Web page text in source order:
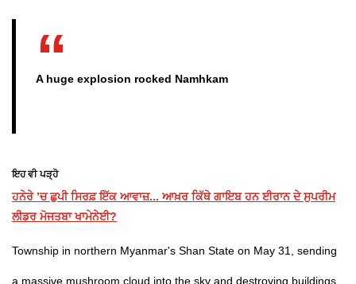
A huge explosion rocked Namhkam
ਇਹ ਵੀ ਪੜ੍ਹੋ
ਹਨੇਰੇ ’ਚ ਛੁਪੀ ਸਿਰਫ਼ ਇੱਕ ਆਵਾਜ਼... ਆਖ਼ਰ ਕਿੱਥੇ ਗਾਇਬ ਹਨ ਈਰਾਨ ਦੇ ਸੁਪਰੀਮ
ਲੀਡਰ ਮੋਜਤਬਾ ਖਾਮੇਨੇਈ?
Township in northern Myanmar's Shan State on May 31, sending
a massive mushroom cloud into the sky and destroying buildings